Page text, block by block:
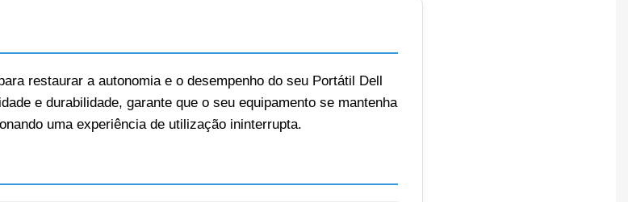
restaurar a autonomia e o desempenho do seu Portátil Dell
e durabilidade, garante que o seu equipamento se mantenha
uma experiência de utilização ininterrupta.